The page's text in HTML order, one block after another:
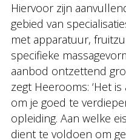
Hiervoor zijn
gebied van
met apparatuur,
specifieke
aanbod ontzettend
zegt Heerooms: ‘Het
om je goed te
opleiding. Aan welke
dient te voldoen om